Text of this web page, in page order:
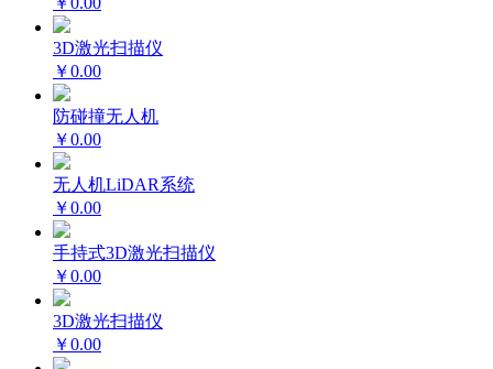
3D激光扫描仪
￥0.00
防碰撞无人机
￥0.00
无人机LiDAR系统
￥0.00
手持式3D激光扫描仪
￥0.00
3D激光扫描仪
￥0.00